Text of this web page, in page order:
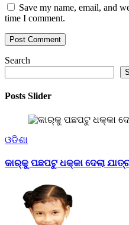
Save my name, email, and
time I comment.
Search
Posts Slider
ଓଡିଶା
କାର୍‌କୁ ପଛପଟୁ ଧକ୍କା ଦେଲା